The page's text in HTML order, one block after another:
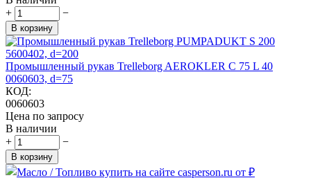
+
−
В корзину
Промышленный рукав Trelleborg AEROKLER C 75 L 40
0060603, d=75
КОД:
0060603
Цена по запросу
В наличии
+
−
В корзину